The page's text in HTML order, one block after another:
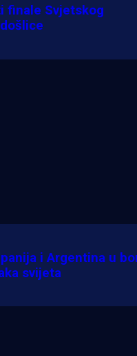
finale Svjetskog
i Argentina u
svijeta